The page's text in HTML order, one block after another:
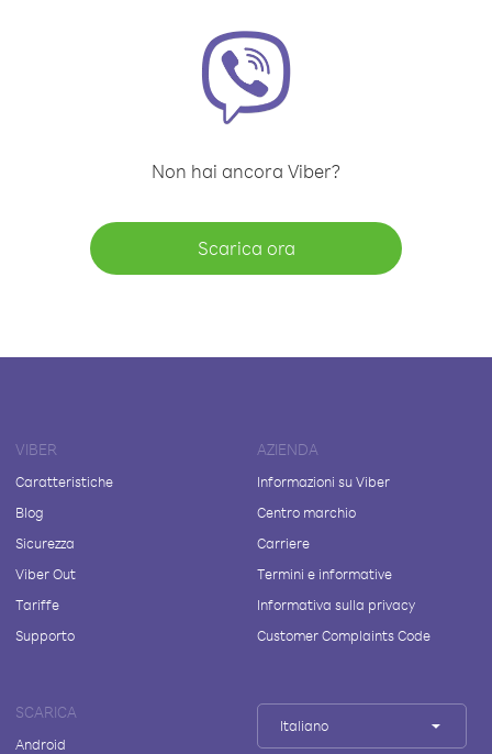
Non hai ancora Viber?
Scarica ora
VIBER
Caratteristiche
Blog
Sicurezza
Viber Out
Tariffe
Supporto
AZIENDA
Informazioni su Viber
Centro marchio
Carriere
Termini e informative
Informativa sulla privacy
Customer Complaints Code
SCARICA
Android
Italiano